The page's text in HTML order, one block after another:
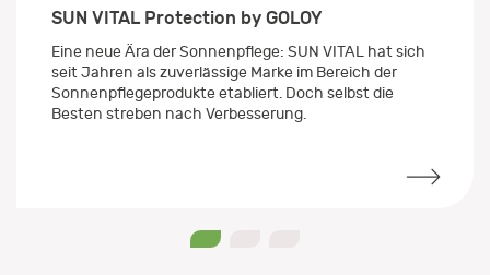
SUN VITAL Protection by GOLOY
Eine neue Ära der Sonnenpflege: SUN VITAL hat sich
seit Jahren als zuverlässige Marke im Bereich der
Sonnenpflegeprodukte etabliert. Doch selbst die
Besten streben nach Verbesserung.